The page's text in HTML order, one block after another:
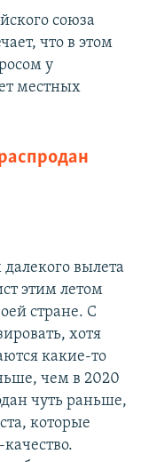
союза
что в этом
у
местных
вылета
этим летом
стране. С
хотя
какие-то
чем в 2020
чуть раньше,
которые